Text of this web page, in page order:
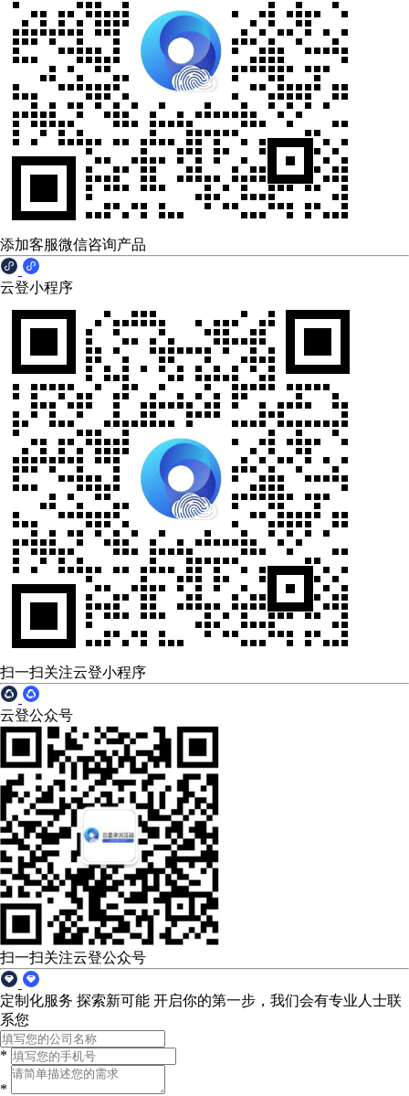
添加客服微信咨询产品
云登小程序
扫一扫关注云登小程序
云登公众号
扫一扫关注云登公众号
定制化服务 探索新可能 开启你的第一步，我们会有专业人士联
系您
*
*